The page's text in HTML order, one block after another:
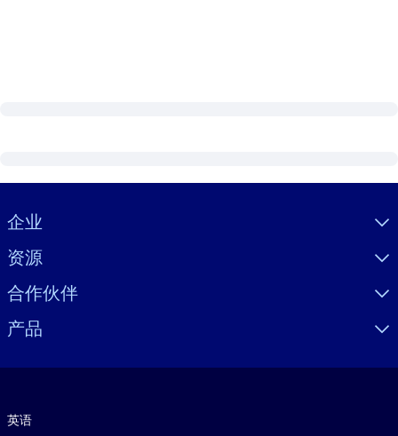
Visually hidden Text
企业
资源
合作伙伴
产品
英语